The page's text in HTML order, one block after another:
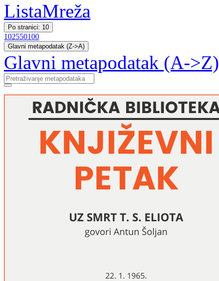
ListaMreža
Po stranici: 10
102550100
Glavni metapodatak (Z->A)
Glavni metapodatak (A->Z)